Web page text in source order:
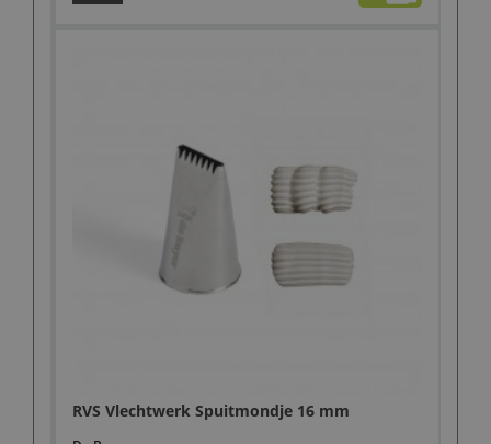
RVS Vlechtwerk Spuitmondje 16 mm